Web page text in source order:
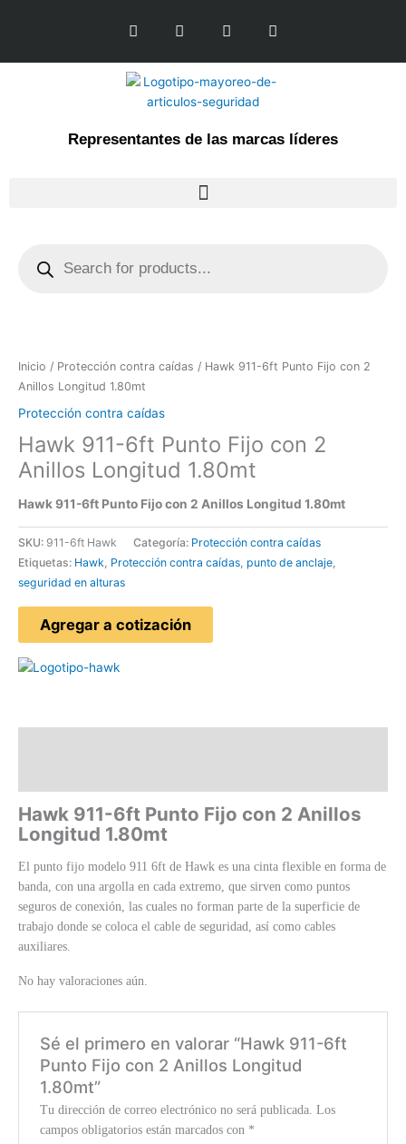
i
k
e
a
e
b
o
o
-
n
t
a
r
m
o
t
u
Representantes de las marcas líderes
Inicio / Protección contra caídas / Hawk 911-6ft Punto Fijo con 2
Anillos Longitud 1.80mt
Protección contra caídas
Hawk 911-6ft Punto Fijo con 2
Anillos Longitud 1.80mt
Hawk 911-6ft Punto Fijo con 2 Anillos Longitud 1.80mt
SKU: 911-6ft Hawk Categoría: Protección contra caídas
Etiquetas: Hawk Protección contra caídas punto de anclaje
seguridad en alturas
Agregar a cotización
Hawk 911-6ft Punto Fijo con 2 Anillos
Longitud 1.80mt
El punto fijo modelo 911 6ft de Hawk es una cinta flexible en forma de
banda, con una argolla en cada extremo, que sirven como puntos
seguros de conexión, las cuales no forman parte de la superficie de
trabajo donde se coloca el cable de seguridad, así como cables
auxiliares.
No hay valoraciones aún.
Sé el primero en valorar “Hawk 911-6ft
Punto Fijo con 2 Anillos Longitud
1.80mt”
Tu dirección de correo electrónico no será publicada. Los
campos obligatorios están marcados con *